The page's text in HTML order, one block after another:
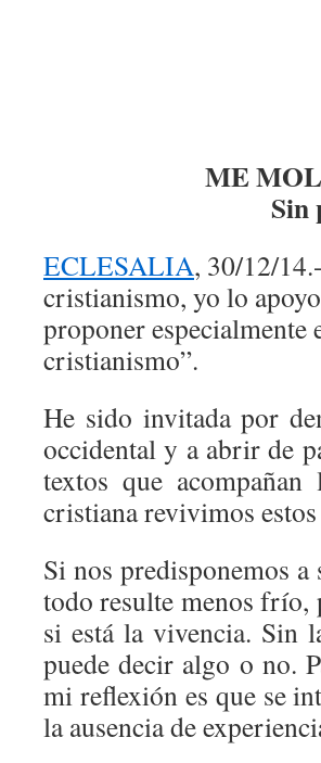
ME
Sin
ECLESALIA, 30/12/
cristianismo, yo lo
proponer especialmente
cristianismo”.
He sido invitada por
occidental y a abrir de
textos que
cristiana revivimos
Si nos predisponemos
todo resulte menos
si está la vivencia. Sin
puede decir algo o no.
mi reflexión es que se
la ausencia de